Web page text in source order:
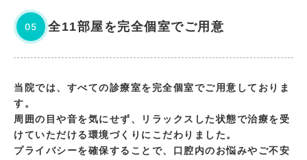
05 全11部屋を完全個室でご用意
当院では、すべての診療室を完全個室でご用意しておりま
す。
周囲の目や音を気にせず、リラックスした状態で治療を受
けていただける環境づくりにこだわりました。
プライバシーを確保することで、口腔内のお悩みやご不安